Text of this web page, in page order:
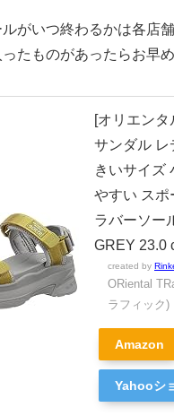
ルがいつ終わるかは各店
たものがあったらお早め
[オリエンタ
サンダル レ
きいサイズ
やすい スポ
ラバーソー
GREY 23.0
created by
ORiental
ラフィック)
Amazon
Yahooシ